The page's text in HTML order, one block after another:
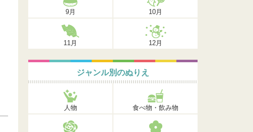
9月 10月
11月 12月
ジャンル別のぬりえ
人物 食べ物・飲み物